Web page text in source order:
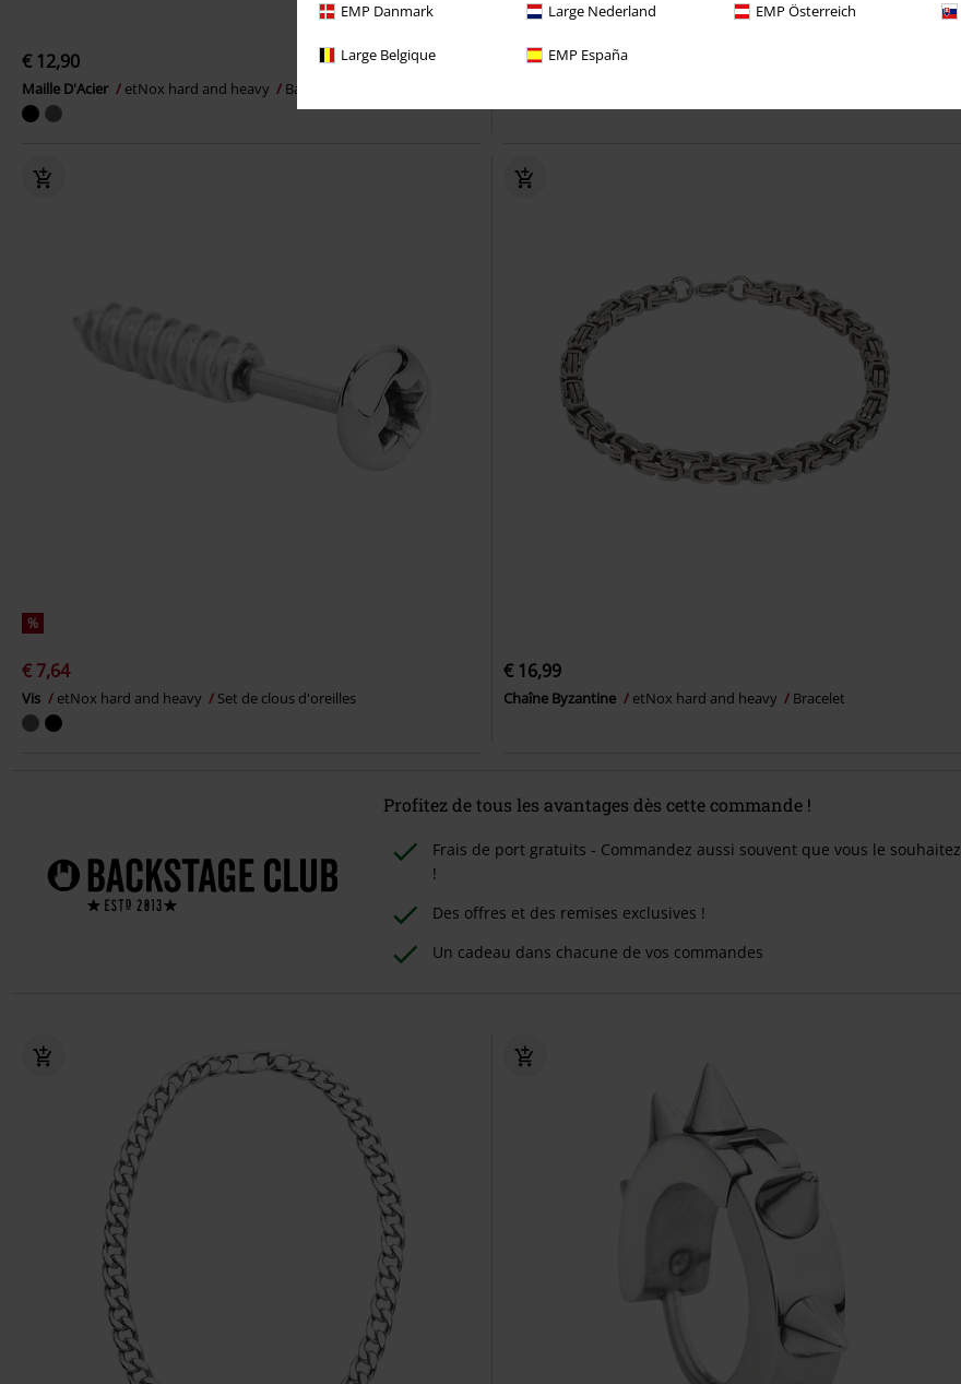
EMP Danmark Large Nederland EMP Österreich
Large Belgique EMP España
€ 12,90
Maille D'Acier etNox hard and heavy Bague
Stock faible
€ 19,99
%
€ 7,64
Vis etNox hard and heavy Set de clous d'oreilles
€ 16,99
Chaîne Byzantine etNox hard and heavy Bracelet
Profitez de tous les avantages dès cette commande !
Frais de port gratuits - Commandez aussi souvent que vous le souhaitez
!
Des offres et des remises exclusives !
Un cadeau dans chacune de vos commandes